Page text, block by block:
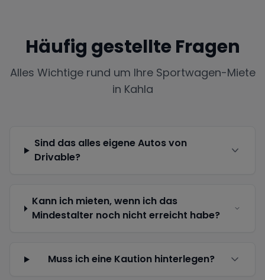
Häufig gestellte Fragen
Alles Wichtige rund um Ihre Sportwagen-Miete
in Kahla
Sind das alles eigene Autos von
Drivable?
Kann ich mieten, wenn ich das
Mindestalter noch nicht erreicht habe?
Muss ich eine Kaution hinterlegen?